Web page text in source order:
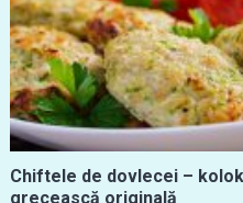
Chiftele de dovlecei –
grecească originală